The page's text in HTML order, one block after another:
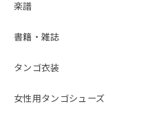
楽譜
書籍・雑誌
タンゴ衣装
女性用タンゴシューズ